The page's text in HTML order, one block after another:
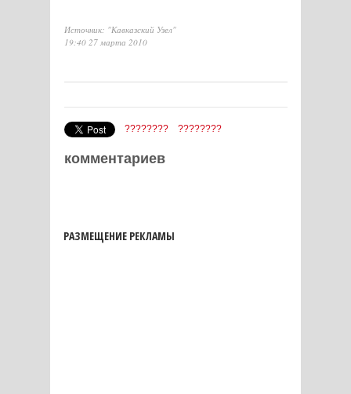
Источник: "Кавказский Узел"
19:40 27 марта 2010
???????? ????????
комментариев
РАЗМЕЩЕНИЕ РЕКЛАМЫ